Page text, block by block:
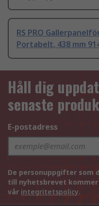
RS PRO
Portabelt, 438 mm
Håll dig
senaste
E-postadress
De personuppgifter som
till nyhetsbrevet
vår integritetspolicy.